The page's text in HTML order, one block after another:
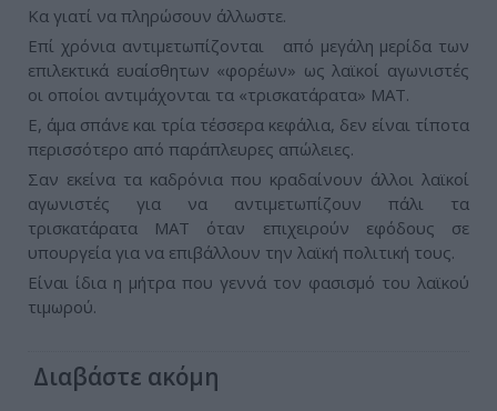
Κα γιατί να πληρώσουν άλλωστε.
Επί χρόνια αντιμετωπίζονται από μεγάλη μερίδα των
επιλεκτικά ευαίσθητων «φορέων» ως λαϊκοί αγωνιστές
οι οποίοι αντιμάχονται τα «τρισκατάρατα» ΜΑΤ.
Ε, άμα σπάνε και τρία τέσσερα κεφάλια, δεν είναι τίποτα
περισσότερο από παράπλευρες απώλειες.
Σαν εκείνα τα καδρόνια που κραδαίνουν άλλοι λαϊκοί
αγωνιστές για να αντιμετωπίζουν πάλι τα
τρισκατάρατα ΜΑΤ όταν επιχειρούν εφόδους σε
υπουργεία για να επιβάλλουν την λαϊκή πολιτική τους.
Είναι ίδια η μήτρα που γεννά τον φασισμό του λαϊκού
τιμωρού.
Διαβάστε ακόμη